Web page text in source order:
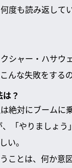
度も読み返してい
シャー・ハサウ
んな失敗をする
？
絶対にブーム
「やりましょ
い。
ことは、何か意